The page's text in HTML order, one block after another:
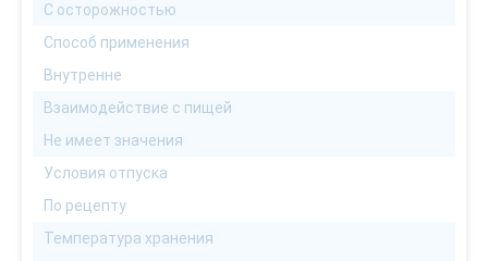
С осторожностью
Способ применения
Внутренне
Взаимодействие с пищей
Не имеет значения
Условия отпуска
По рецепту
Температура хранения